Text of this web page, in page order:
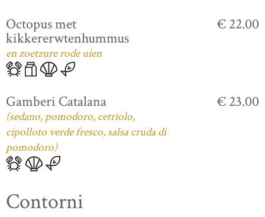
Octopus met
kikkererwtenhummus
en zoetzure rode uien
€ 22.00
Gamberi Catalana
(sedano, pomodoro, cetriolo,
cipolloto verde fresco, salsa cruda di
pomodoro)
€ 23.00
Contorni